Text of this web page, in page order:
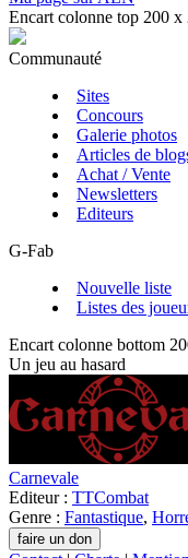
Encart colonne top 200 x
Communauté
Sites
Concours
Galerie photos
Articles de
Achat / Vente
Newsletters
Editeurs
G-Fab
Nouvelle liste
Listes des
Encart colonne bottom
Un jeu au hasard
Carnevale
Editeur : TTCombat
Genre : Fantastique,